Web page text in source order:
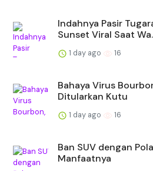
Indahnya Pasir
Sunset Viral Saat
1 day ago 16
Bahaya Virus
Ditularkan Kutu
1 day ago 16
Ban SUV dengan
Manfaatnya